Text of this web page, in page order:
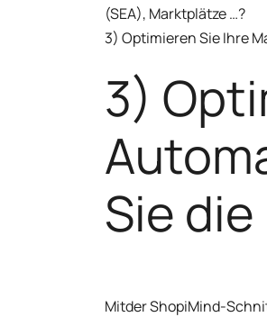
(SEA), Marktplätze …?
3) Optimieren Sie Ihre
3)
Sie
Mitder ShopiMind-